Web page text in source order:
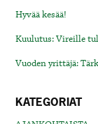
Hyvää kesää!
Kuulutus: Vireille
Vuoden yrittäjä:
KATEGORIAT